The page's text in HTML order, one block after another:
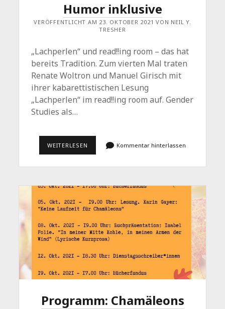
Humor inklusive
VERÖFFENTLICHT AM 23. OKTOBER 2021 VON NEIL Y.
TRESHER
„Lachperlen“ und read!!ing room – das hat
bereits Tradition. Zum vierten Mal traten
Renate Woltron und Manuel Girisch mit
ihrer kabarettistischen Lesung
„Lachperlen“ im read!!ing room auf. Gender
Studies als…
WEITERLESEN LACHPERLEN
HUMOR
Kommentar hinterlassen
Programm: Chamäleons